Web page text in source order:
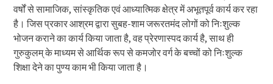
वर्षों से सामाजिक, सांस्कृतिक एवं आध्यात्मिक क्षेत्र में अभूतपूर्व कार्य कर रहा
है। जिस प्रकार आश्रम द्वारा सुबह-शाम जरूरतमंद लोगों को निःशुल्क
भोजन कराने का कार्य किया जाता है, वह प्रेरणास्पद कार्य है, साथ ही
गुरुकुलम् के माध्यम से आर्थिक रूप से कमजोर वर्ग के बच्चों को निःशुल्क
शिक्षा देने का पुण्य काम भी किया जाता है।